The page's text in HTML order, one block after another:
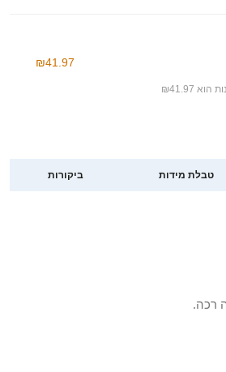
₪41.97
₪41.97
טבלת מידות ביקורות
רכה.